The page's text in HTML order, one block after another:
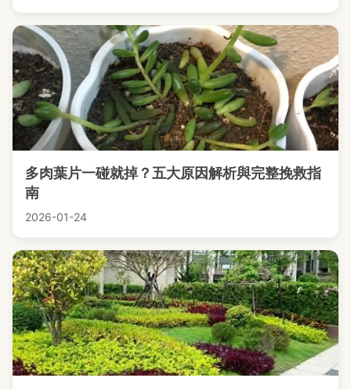
多肉葉片一碰就掉？五大原因解析與完整挽救指
南
2026-01-24